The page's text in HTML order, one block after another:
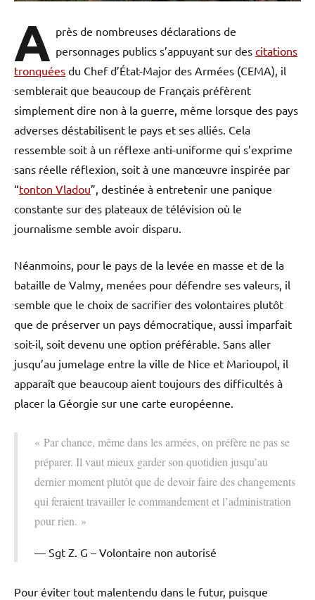
A près de nombreuses déclarations de
personnages publics s’appuyant sur descitations
tronquées du Chef d’État-Major des Armées (CEMA), il
semblerait que beaucoup de Français préfèrent
simplement dire non à la guerre, même lorsque des pays
adverses déstabilisent le pays et ses alliés. Cela
ressemble soit à un réflexe anti-uniforme qui s’exprime
sans réelle réflexion, soit à une manœuvre inspirée par
“tonton Vladou”, destinée à entretenir une panique
constante sur des plateaux de télévision où le
journalisme semble avoir disparu.
Néanmoins, pour le pays de la levée en masse et de la
bataille de Valmy, menées pour défendre ses valeurs, il
semble que le choix de sacrifier des volontaires plutôt
que de préserver un pays démocratique, aussi imparfait
soit-il, soit devenu une option préférable. Sans aller
jusqu’au jumelage entre la ville de Nice et Marioupol, il
apparaît que beaucoup aient toujours des difficultés à
placer la Géorgie sur une carte européenne.
« Par chance, même dans les armées, on préfère ne pas se
préparer. Il vaut mieux garder son quotidien jusqu’au
dernier moment plutôt que de devoir faire des changements
qui feraient travailler le commandement et l’administration
pour rien. »
Sgt Z. G – Volontaire non autorisé
Pour éviter tout malentendu dans le futur, puisque